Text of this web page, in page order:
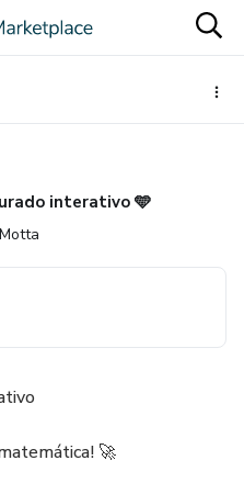
interativo 🩵
🚀